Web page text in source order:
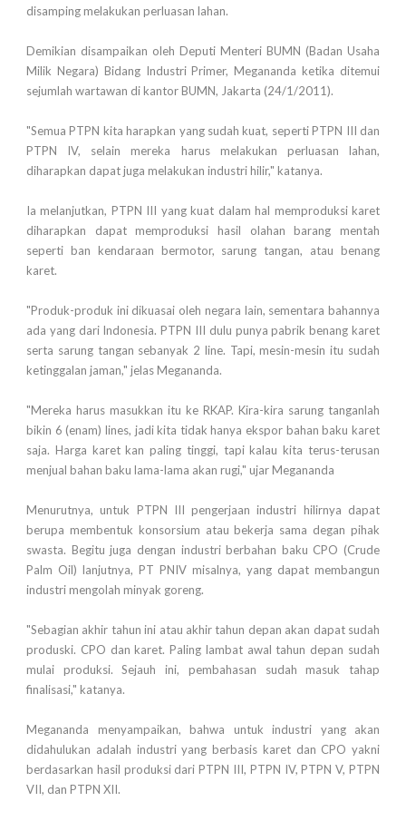
disamping melakukan perluasan lahan.
Demikian disampaikan oleh Deputi Menteri BUMN (Badan Usaha
Milik Negara) Bidang Industri Primer, Megananda ketika ditemui
sejumlah wartawan di kantor BUMN, Jakarta (24/1/2011).
"Semua PTPN kita harapkan yang sudah kuat, seperti PTPN III dan
PTPN IV, selain mereka harus melakukan perluasan lahan,
diharapkan dapat juga melakukan industri hilir," katanya.
Ia melanjutkan, PTPN III yang kuat dalam hal memproduksi karet
diharapkan dapat memproduksi hasil olahan barang mentah
seperti ban kendaraan bermotor, sarung tangan, atau benang
karet.
"Produk-produk ini dikuasai oleh negara lain, sementara bahannya
ada yang dari Indonesia. PTPN III dulu punya pabrik benang karet
serta sarung tangan sebanyak 2 line. Tapi, mesin-mesin itu sudah
ketinggalan jaman," jelas Megananda.
"Mereka harus masukkan itu ke RKAP. Kira-kira sarung tanganlah
bikin 6 (enam) lines, jadi kita tidak hanya ekspor bahan baku karet
saja. Harga karet kan paling tinggi, tapi kalau kita terus-terusan
menjual bahan baku lama-lama akan rugi," ujar Megananda
Menurutnya, untuk PTPN III pengerjaan industri hilirnya dapat
berupa membentuk konsorsium atau bekerja sama degan pihak
swasta. Begitu juga dengan industri berbahan baku CPO (Crude
Palm Oil) lanjutnya, PT PNIV misalnya, yang dapat membangun
industri mengolah minyak goreng.
"Sebagian akhir tahun ini atau akhir tahun depan akan dapat sudah
produski. CPO dan karet. Paling lambat awal tahun depan sudah
mulai produksi. Sejauh ini, pembahasan sudah masuk tahap
finalisasi," katanya.
Megananda menyampaikan, bahwa untuk industri yang akan
didahulukan adalah industri yang berbasis karet dan CPO yakni
berdasarkan hasil produksi dari PTPN III, PTPN IV, PTPN V, PTPN
VII, dan PTPN XII.